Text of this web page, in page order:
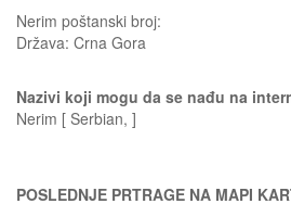
Nerim poštanski broj:
Država: Crna Gora
Nazivi koji mogu da se nađu na
Nerim [ Serbian, ]
POSLEDNJE PRTRAGE NA MAPI